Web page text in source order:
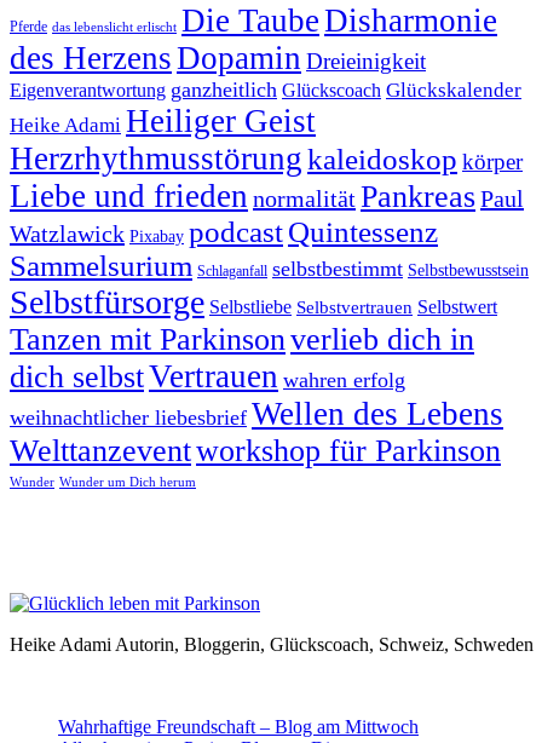
Pferde das lebenslicht erlischt Die TaubeDisharmonie
des HerzensDopamin Dreieinigkeit
Eigenverantwortung ganzheitlich Glückscoach Glückskalender
Heike Adami Heiliger Geist
Herzrhythmusstörungkaleidoskop körper
Liebe und frieden normalitätPankreasPaul
Watzlawick Pixabay podcastQuintessenz
Sammelsurium Schlaganfall selbstbestimmt Selbstbewusstsein
Selbstfürsorge Selbstliebe Selbstvertrauen Selbstwert
Tanzen mit Parkinsonverlieb dich in
dich selbstVertrauen wahren erfolg
weihnachtlicher liebesbrief Wellen des Lebens
Welttanzeventworkshop für Parkinson
Wunder Wunder um Dich herum
Heike Adami Autorin, Bloggerin, Glückscoach, Schweiz, Schweden
Wahrhaftige Freundschaft – Blog am Mittwoch